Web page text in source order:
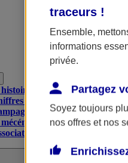
clés
publicitaires
traceurs !
Ensemble,
informations
privée.
Partagez
Soyez toujours
nos offres et nos